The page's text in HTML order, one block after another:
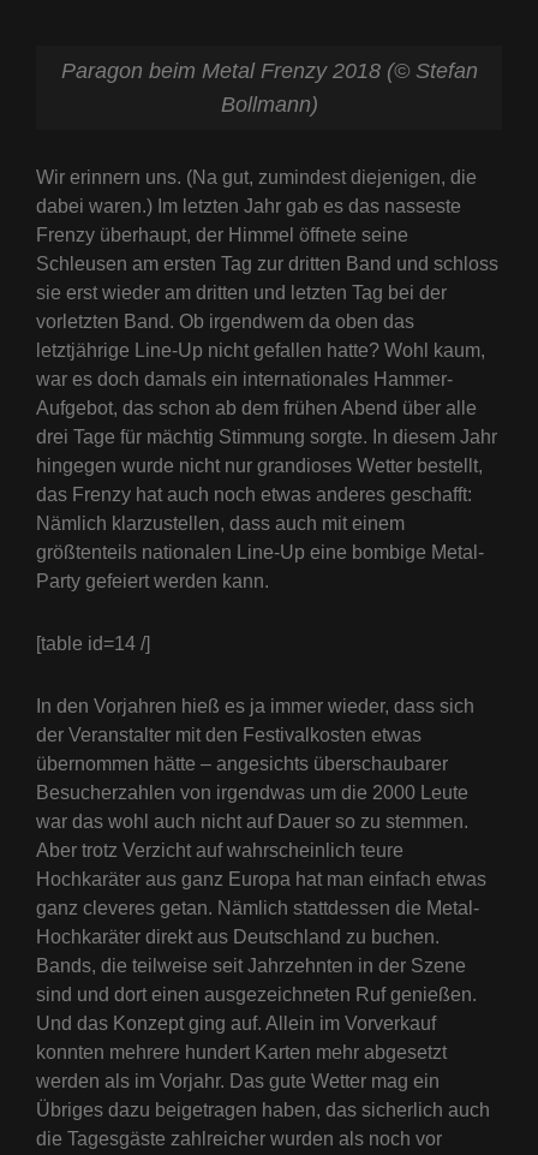
Paragon beim Metal Frenzy 2018 (© Stefan
Bollmann)
Wir erinnern uns. (Na gut, zumindest diejenigen, die
dabei waren.) Im letzten Jahr gab es das nasseste
Frenzy überhaupt, der Himmel öffnete seine
Schleusen am ersten Tag zur dritten Band und schloss
sie erst wieder am dritten und letzten Tag bei der
vorletzten Band. Ob irgendwem da oben das
letztjährige Line-Up nicht gefallen hatte? Wohl kaum,
war es doch damals ein internationales Hammer-
Aufgebot, das schon ab dem frühen Abend über alle
drei Tage für mächtig Stimmung sorgte. In diesem Jahr
hingegen wurde nicht nur grandioses Wetter bestellt,
das Frenzy hat auch noch etwas anderes geschafft:
Nämlich klarzustellen, dass auch mit einem
größtenteils nationalen Line-Up eine bombige Metal-
Party gefeiert werden kann.
[table id=14 /]
In den Vorjahren hieß es ja immer wieder, dass sich
der Veranstalter mit den Festivalkosten etwas
übernommen hätte – angesichts überschaubarer
Besucherzahlen von irgendwas um die 2000 Leute
war das wohl auch nicht auf Dauer so zu stemmen.
Aber trotz Verzicht auf wahrscheinlich teure
Hochkaräter aus ganz Europa hat man einfach etwas
ganz cleveres getan. Nämlich stattdessen die Metal-
Hochkaräter direkt aus Deutschland zu buchen.
Bands, die teilweise seit Jahrzehnten in der Szene
sind und dort einen ausgezeichneten Ruf genießen.
Und das Konzept ging auf. Allein im Vorverkauf
konnten mehrere hundert Karten mehr abgesetzt
werden als im Vorjahr. Das gute Wetter mag ein
Übriges dazu beigetragen haben, das sicherlich auch
die Tagesgäste zahlreicher wurden als noch vor